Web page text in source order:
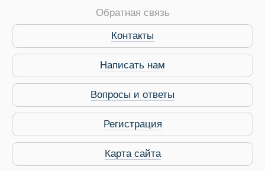
Виза в Индию
Обратная связь
Контакты
Написать нам
Вопросы и ответы
Регистрация
Карта сайта